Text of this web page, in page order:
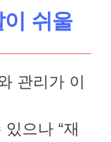
쉬울
관리가 이
으나 “재